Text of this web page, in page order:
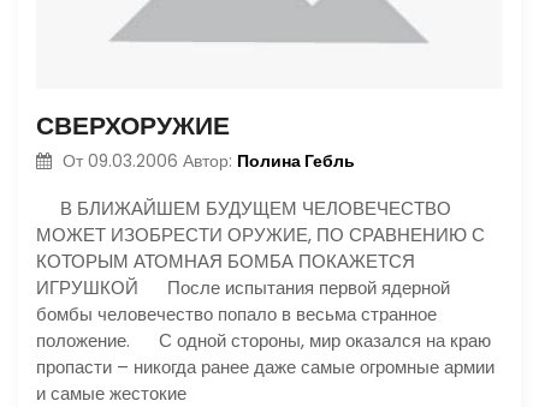
СВЕРХОРУЖИЕ
От 09.03.2006 Автор: Полина Гебль
В БЛИЖАЙШЕМ БУДУЩЕМ ЧЕЛОВЕЧЕСТВО
МОЖЕТ ИЗОБРЕСТИ ОРУЖИЕ, ПО СРАВНЕНИЮ С
КОТОРЫМ АТОМНАЯ БОМБА ПОКАЖЕТСЯ
ИГРУШКОЙ После испытания первой ядерной
бомбы человечество попало в весьма странное
положение. С одной стороны, мир оказался на краю
пропасти – никогда ранее даже самые огромные армии
и самые жестокие